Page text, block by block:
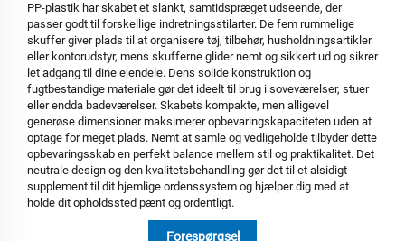
PP-plastik har skabet et slankt, samtidspræget udseende, der
passer godt til forskellige indretningsstilarter. De fem rummelige
skuffer giver plads til at organisere tøj, tilbehør, husholdningsartikler
eller kontorudstyr, mens skufferne glider nemt og sikkert ud og sikrer
let adgang til dine ejendele. Dens solide konstruktion og
fugtbestandige materiale gør det ideelt til brug i soveværelser, stuer
eller endda badeværelser. Skabets kompakte, men alligevel
generøse dimensioner maksimerer opbevaringskapaciteten uden at
optage for meget plads. Nemt at samle og vedligeholde tilbyder dette
opbevaringsskab en perfekt balance mellem stil og praktikalitet. Det
neutrale design og den kvalitetsbehandling gør det til et alsidigt
supplement til dit hjemlige ordenssystem og hjælper dig med at
holde dit opholdssted pænt og ordentligt.
Forespørgsel